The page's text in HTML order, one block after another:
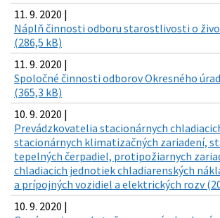
11. 9. 2020 |
Náplň činnosti odboru starostlivosti o
(286,5 kB)
11. 9. 2020 |
Spoločné činnosti odborov Okresného
(365,3 kB)
10. 9. 2020 |
Prevádzkovatelia stacionárnych
stacionárnych klimatizačných zariadení,
tepelných čerpadiel, protipožiarnych
chladiacich jednotiek chladiarenských
a prípojných vozidiel a elektrických rozv
10. 9. 2020 |